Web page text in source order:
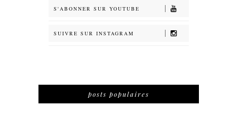
S'ABONNER SUR YOUTUBE
SUIVRE SUR INSTAGRAM
posts populaires